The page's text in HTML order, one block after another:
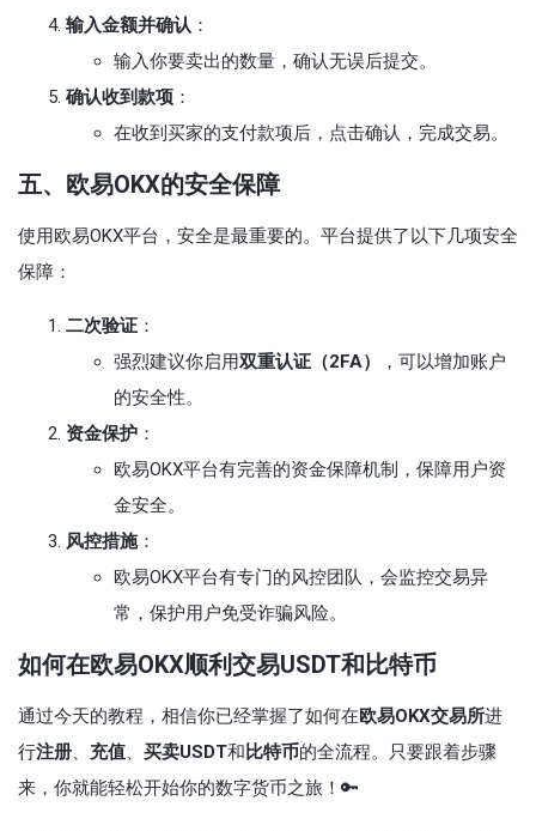
输入金额并确认 ：
输入你要卖出的数量，确认无误后提交。
确认收到款项 ：
在收到买家的支付款项后，点击确认，完成交易。
五、欧易OKX的安全保障
使用欧易OKX平台，安全是最重要的。平台提供了以下几项安全
保障：
二次验证 ：
强烈建议你启用双重认证（2FA）
，可以增加账户
的安全性。
资金保护 ：
欧易OKX平台有完善的资金保障机制，保障用户资
金安全。
风控措施：
欧易OKX平台有专门的风控团队，会监控交易异
常，保护用户免受诈骗风险。
如何在欧易OKX顺利交易USDT和比特币
通过今天的教程，相信你已经掌握了如何在欧易OKX交易所进
行注册、 充值、 买卖USDT和 比特币的全流程。只要跟着步骤
来，你就能轻松开始你的数字货币之旅！🔑